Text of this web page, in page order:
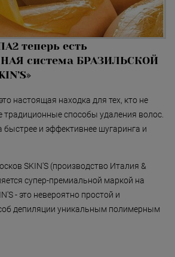
теперь есть
система БРАЗИЛЬСКОЙ
настоящая находка для тех, кто не
традиционные способы удаления волос.
и эффективнее шугаринга и
SKIN'S (производство Италия &
супер-премиальной маркой на
- это невероятно простой и
депиляции уникальным полимерным
аппарате Fotona